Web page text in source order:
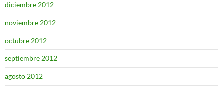
diciembre 2012
noviembre 2012
octubre 2012
septiembre 2012
agosto 2012